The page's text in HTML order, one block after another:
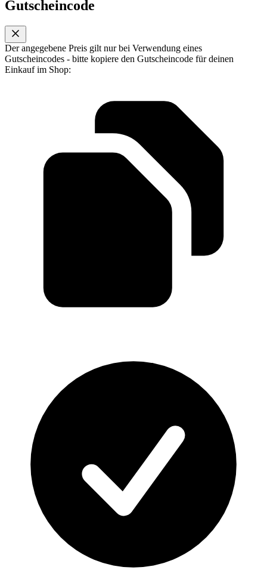
Gutscheincode
Der angegebene Preis gilt nur bei Verwendung eines
Gutscheincodes - bitte kopiere den Gutscheincode für deinen
Einkauf im Shop: